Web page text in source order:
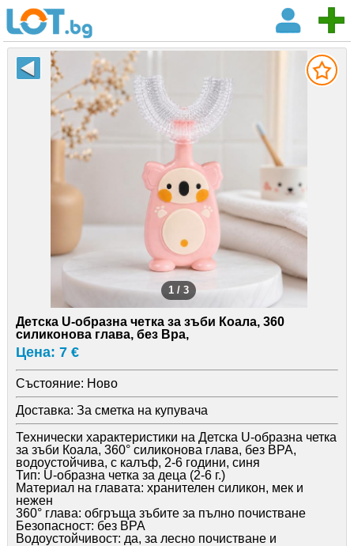
1 / 3
Детска U-образна четка за зъби Коала, 360
силиконова глава, без Bpa,
Цена: 7 €
Състояние: Ново
Доставка: За сметка на купувача
Технически характеристики на Детска U-образна четка
за зъби Коала, 360° силиконова глава, без BPA,
водоустойчива, с калъф, 2-6 години, синя
Тип: U-образна четка за деца (2-6 г.)
Материал на главата: хранителен силикон, мек и
нежен
360° глава: обгръща зъбите за пълно почистване
Безопасност: без BPA
Водоустойчивост: да, за лесно почистване и